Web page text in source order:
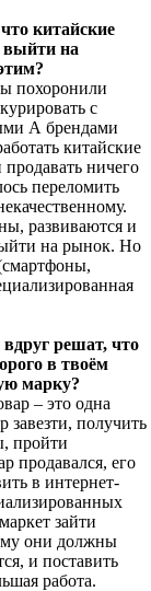
китайские
выйти на
похоронили
с
А брендами
китайские
ничего
переломить
развиваются и
на рынок. Но
решат, что
в твоём
марку?
– это одна
завезти, получить
пройти
продавался, его
в интернет-
зайти
они должны
и поставить
работа.